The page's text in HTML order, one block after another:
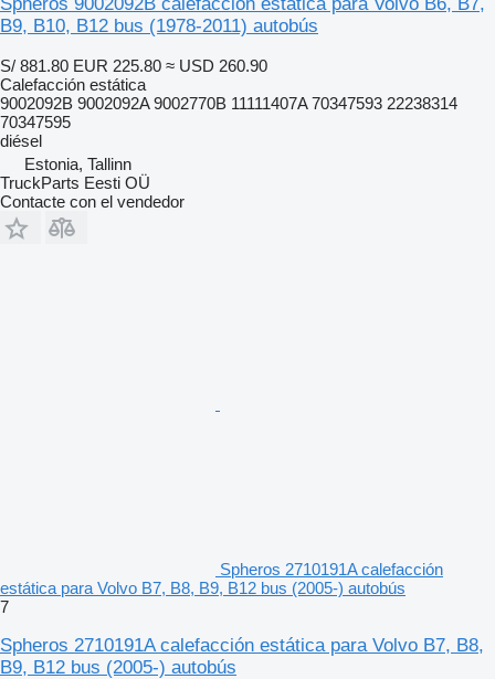
B9, B10, B12 bus (1978-2011) autobús
S/ 881.80 EUR 225.80 ≈ USD 260.90
Calefacción estática
9002092B 9002092A 9002770B 11111407A 70347593 22238314
70347595
diésel
Estonia, Tallinn
TruckParts Eesti OÜ
Contacte con el vendedor
Spheros 2710191A calefacción
estática para Volvo B7, B8, B9, B12 bus (2005-) autobús
7
Spheros 2710191A calefacción estática para Volvo B7, B8,
B9, B12 bus (2005-) autobús